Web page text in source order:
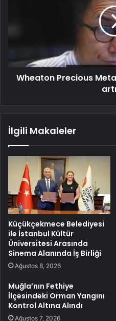
Wheaton Precious
İlgili Makaleler
Küçükçekmece Belediyesi
ile İstanbul Kültür
Üniversitesi Arasında
Sinema Alanında İş Birliği
Ağustos 8, 2026
Muğla’nın Fethiye
İlçesindeki Orman Yangını
Kontrol Altına Alındı
Ağustos 7, 2026